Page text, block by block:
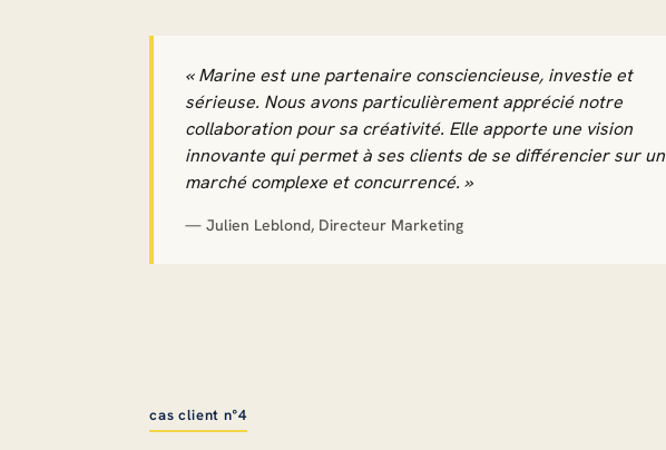
« Marine est une partenaire consciencieuse, investie et
sérieuse. Nous avons particulièrement apprécié notre
collaboration pour sa créativité. Elle apporte une vision
innovante qui permet à ses clients de se différencier sur un
marché complexe et concurrencé. »
— Julien Leblond, Directeur Marketing
cas client n°4